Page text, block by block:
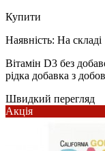
Купити
Наявність: На складі
Вітамін D3 без
рідка добавка з
Швидкий перегляд
Акція